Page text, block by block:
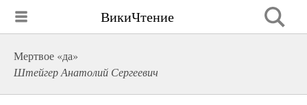
ВикиЧтение
Мертвое «да»
Штейгер Анатолий Сергеевич